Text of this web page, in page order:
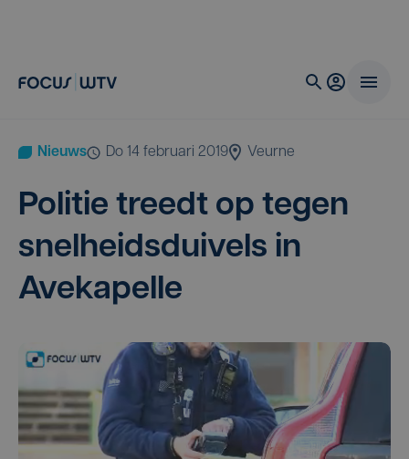
Nieuws do 14 februari 2019 Veurne
Poli­tie treedt op tegen
snel­heids­dui­vels in
Avekapelle